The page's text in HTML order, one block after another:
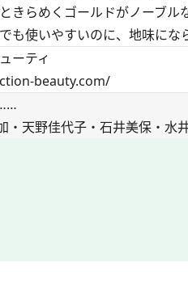
きらめくゴールドがノーブ
も使いやすいのに、地味に
ーティ
beauty.com/
・天野佳代子・石井美保・水